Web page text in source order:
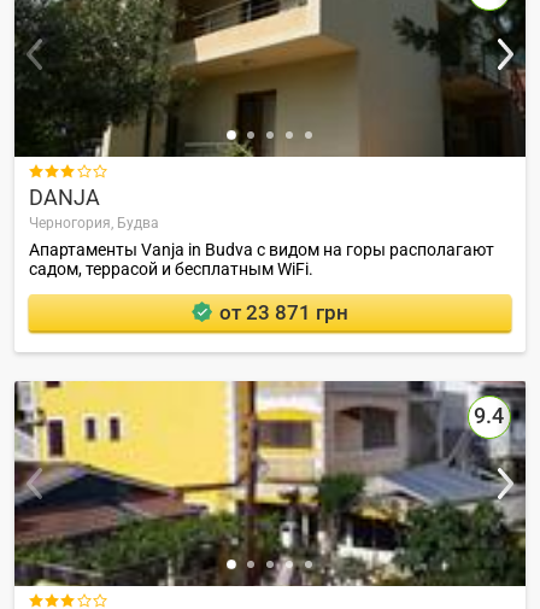

DANJA
Черногория, Будва
Апартаменты Vanja in Budva с видом на горы располагают
садом, террасой и бесплатным WiFi.
от 23 871 грн
9.4
